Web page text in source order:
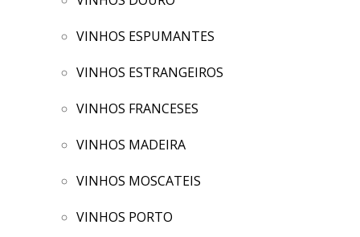
VINHOS ESPUMANTES
VINHOS ESTRANGEIROS
VINHOS FRANCESES
VINHOS MADEIRA
VINHOS MOSCATEIS
VINHOS PORTO